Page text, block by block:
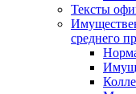
Тексты
среднего